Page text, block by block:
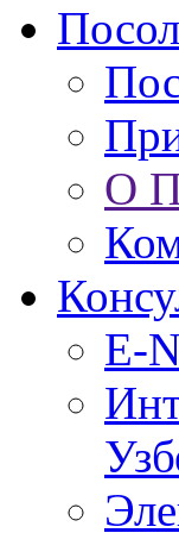
О
E-